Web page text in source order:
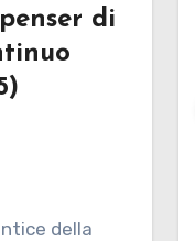
di
della